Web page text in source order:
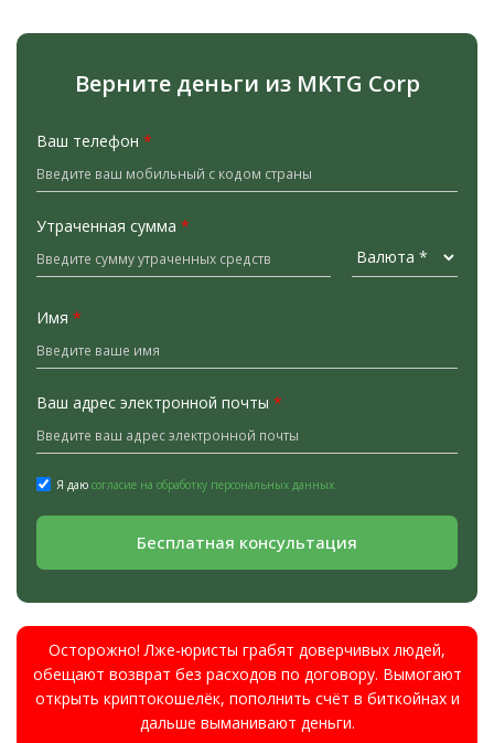
Верните деньги из MKTG Corp
Ваш телефон *
Утраченная сумма *
Имя *
Ваш адрес электронной почты *
Я даю согласие на обработку персональных данных.
Бесплатная консультация
Осторожно! Лже-юристы грабят доверчивых людей,
обещают возврат без расходов по договору. Вымогают
открыть криптокошелёк, пополнить счёт в биткойнах и
дальше выманивают деньги.